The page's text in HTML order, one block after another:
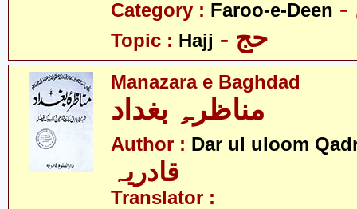
Category : Faroo-e-Deen
Topic : Hajj - حج
Manazara e Baghdad
مناظرہِ بغداد
Author : Dar ul uloom
قادریہ
Translator :